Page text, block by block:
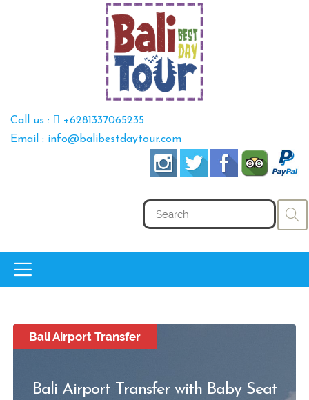
Call us :
+6281337065235
Email : info@balibestdaytour.com
Bali Airport Transfer with Baby Seat
Bali Airport Transfer